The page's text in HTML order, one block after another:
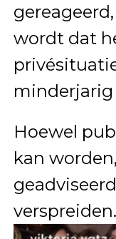
wordt dat
minderjarig
Hoewel
kan
verspreiden.